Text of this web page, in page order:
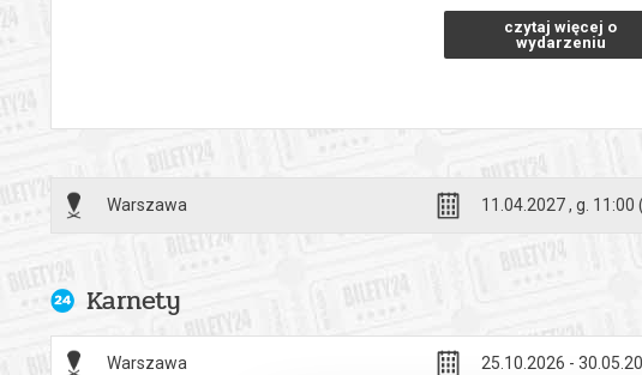
wysyłanym na adres e-
czytaj więcej o
wydarzeniu
Warszawa 11.04.2027 , g. 11:00
Karnety
Warszawa 25.10.2026 -